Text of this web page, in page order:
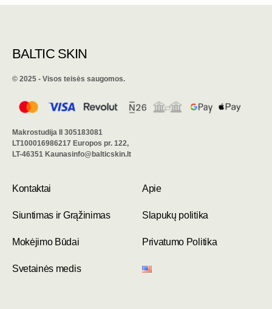
BALTIC SKIN
©️ 2025 - Visos teisės saugomos.
Kontaktai Apie
Siuntimas ir Grąžinimas Slapukų politika
Mokėjimo Būdai Privatumo Politika
Svetainės medis
Makrostudija II 305183081
LT100016986217 Europos pr. 122,
LT-46351 Kaunasinfo@balticskin.lt